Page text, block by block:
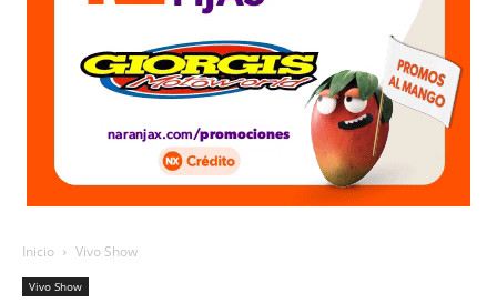
Inicio Vivo Show
Vivo Show